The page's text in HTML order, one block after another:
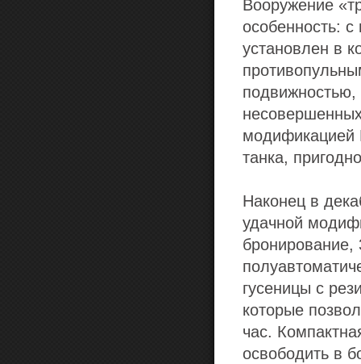
Вооружение
особенность:
установлен в
подвижностью,
модификацией
танка,
Наконец в
удачной
бронирование,
гусеницы с
которые
час.
освободить в